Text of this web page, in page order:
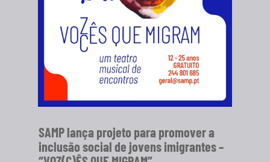
SAMP lança projeto para promover a
inclusão social de jovens imigrantes –